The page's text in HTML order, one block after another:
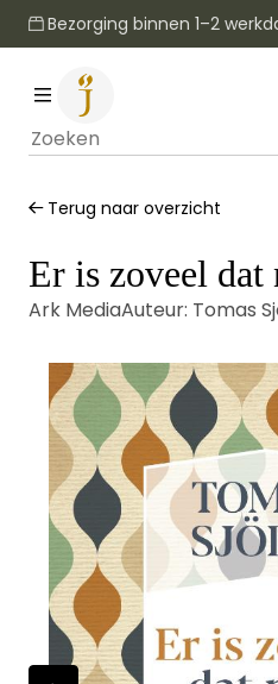
Bezorging binnen 1–2
Terug naar overzicht
Er is zoveel dat
Ark MediaAuteur: Tomas